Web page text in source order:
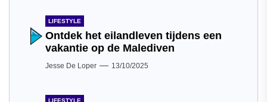
LIFESTYLE
Ontdek het eilandleven tijdens een
vakantie op de Malediven
Jesse De Loper 13/10/2025
LIFESTYLE